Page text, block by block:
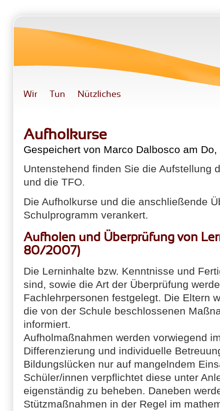
Wir Tun Nützliches
Aufholkurse
Gespeichert von Marco Dalbosco am
Untenstehend finden Sie die Aufstellung
und die TFO.
Die Aufholkurse und die anschließende
Schulprogramm verankert.
Aufholen und Überprüfung von
80/2007)
Die Lerninhalte bzw. Kenntnisse und
sind, sowie die Art der Überprüfung
Fachlehrpersonen festgelegt. Die Eltern
die von der Schule beschlossenen
informiert.
Aufholmaßnahmen werden vorwiegend
Differenzierung und individuelle
Bildungslücken nur auf mangelndem
Schüler/innen verpflichtet diese unter
eigenständig zu beheben. Daneben
Stützmaßnahmen in der Regel im